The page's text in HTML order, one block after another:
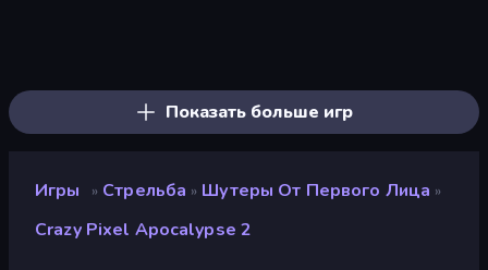
Показать больше игр
Игры » Стрельба » Шутеры От Первого Лица »
Crazy Pixel Apocalypse 2